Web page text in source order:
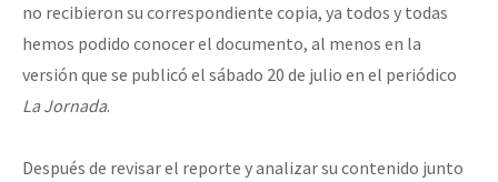
no recibieron su correspondiente copia, ya todos y todas
hemos podido conocer el documento, al menos en la
versión que se publicó el sábado 20 de julio en el periódico
La Jornada.
Después de revisar el reporte y analizar su contenido junto